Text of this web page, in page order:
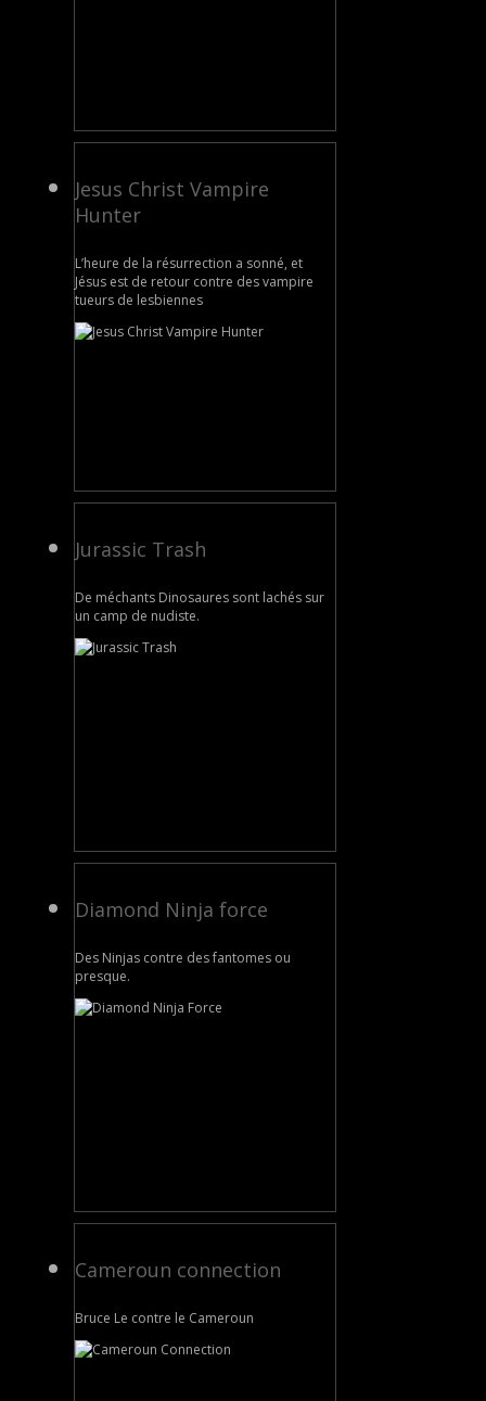
Jesus Christ Vampire
Hunter
L’heure de la résurrection a sonné, et
Jésus est de retour contre des vampire
tueurs de lesbiennes
Jurassic Trash
De méchants Dinosaures sont lachés sur
un camp de nudiste.
Diamond Ninja force
Des Ninjas contre des fantomes ou
presque.
Cameroun connection
Bruce Le contre le Cameroun